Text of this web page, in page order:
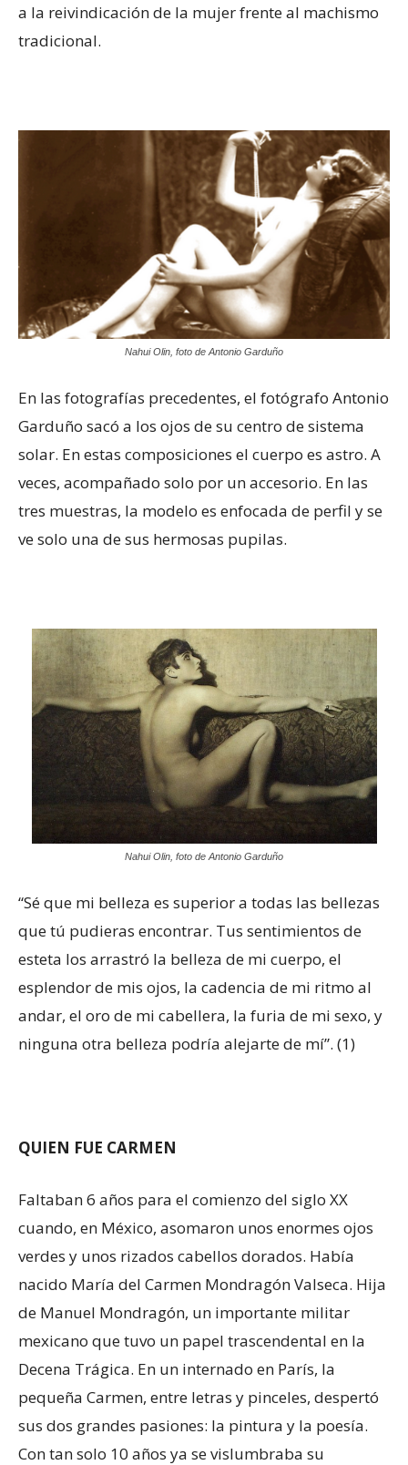
a la reivindicación de la mujer frente al machismo
tradicional.
Nahui Olin, foto de Antonio Garduño
En las fotografías precedentes, el fotógrafo Antonio
Garduño sacó a los ojos de su centro de sistema
solar. En estas composiciones el cuerpo es astro. A
veces, acompañado solo por un accesorio. En las
tres muestras, la modelo es enfocada de perfil y se
ve solo una de sus hermosas pupilas.
Nahui Olin, foto de Antonio Garduño
“Sé que mi belleza es superior a todas las bellezas
que tú pudieras encontrar. Tus sentimientos de
esteta los arrastró la belleza de mi cuerpo, el
esplendor de mis ojos, la cadencia de mi ritmo al
andar, el oro de mi cabellera, la furia de mi sexo, y
ninguna otra belleza podría alejarte de mí”. (1)
QUIEN FUE CARMEN
Faltaban 6 años para el comienzo del siglo XX
cuando, en México, asomaron unos enormes ojos
verdes y unos rizados cabellos dorados. Había
nacido María del Carmen Mondragón Valseca. Hija
de Manuel Mondragón, un importante militar
mexicano que tuvo un papel trascendental en la
Decena Trágica. En un internado en París, la
pequeña Carmen, entre letras y pinceles, despertó
sus dos grandes pasiones: la pintura y la poesía.
Con tan solo 10 años ya se vislumbraba su